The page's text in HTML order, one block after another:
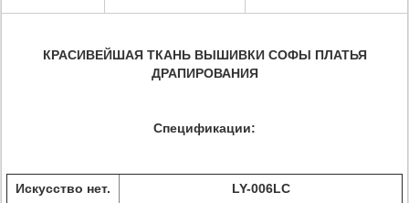
КРАСИВЕЙШАЯ ТКАНЬ ВЫШИВКИ СОФЫ ПЛАТЬЯ
ДРАПИРОВАНИЯ
Спецификации:
Искусство нет. LY-006LC